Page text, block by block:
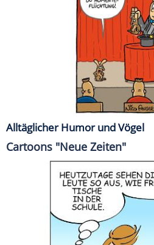
Alltäglicher Humor und Vögel
Cartoons "Neue Zeiten"